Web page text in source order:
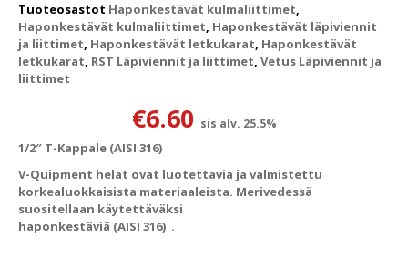
Tuoteosastot Haponkestävät kulmaliittimet,
Haponkestävät kulmaliittimet, Haponkestävät läpiviennit
ja liittimet, Haponkestävät letkukarat, Haponkestävät
letkukarat, RST Läpiviennit ja liittimet, Vetus Läpiviennit ja
liittimet
€6.60 sis alv. 25.5%
1/2″ T-Kappale (AISI 316)
V-Quipment helat ovat luotettavia ja valmistettu
korkealuokkaisista materiaaleista. Merivedessä
suositellaan käytettäväksi
haponkestäviä (AISI 316) .